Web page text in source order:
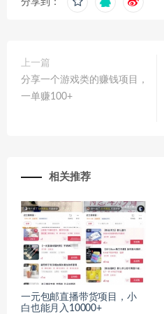
分享到：
上一篇
分享一个游戏类的赚钱项目，
一单赚100+
相关推荐
一元包邮直播带货项目，小
白也能月入10000+